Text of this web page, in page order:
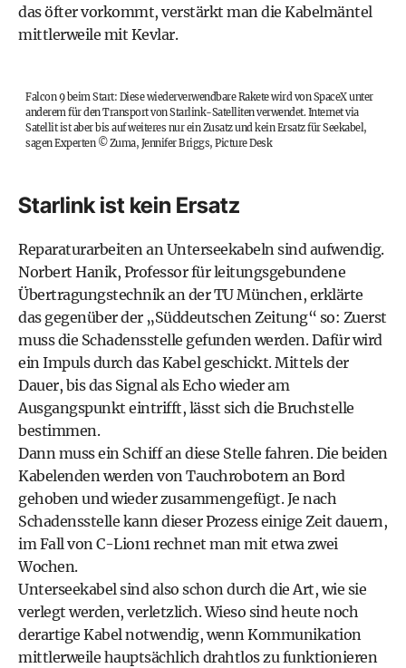
das öfter vorkommt, verstärkt man die Kabelmäntel
mittlerweile mit Kevlar.
Falcon 9 beim Start: Diese wiederverwendbare Rakete wird von SpaceX unter
anderem für den Transport von Starlink-Satelliten verwendet. Internet via
Satellit ist aber bis auf weiteres nur ein Zusatz und kein Ersatz für Seekabel,
sagen Experten©Zuma, Jennifer Briggs, Picture Desk
Starlink ist kein Ersatz
Reparaturarbeiten an Unterseekabeln sind aufwendig.
Norbert Hanik, Professor für leitungsgebundene
Übertragungstechnik an der TU München, erklärte
das gegenüber der „Süddeutschen Zeitung“ so: Zuerst
muss die Schadensstelle gefunden werden. Dafür wird
ein Impuls durch das Kabel geschickt. Mittels der
Dauer, bis das Signal als Echo wieder am
Ausgangspunkt eintrifft, lässt sich die Bruchstelle
bestimmen.
Dann muss ein Schiff an diese Stelle fahren. Die beiden
Kabelenden werden von Tauchrobotern an Bord
gehoben und wieder zusammengefügt. Je nach
Schadensstelle kann dieser Prozess einige Zeit dauern,
im Fall von C-Lion1 rechnet man mit etwa zwei
Wochen.
Unterseekabel sind also schon durch die Art, wie sie
verlegt werden, verletzlich. Wieso sind heute noch
derartige Kabel notwendig, wenn Kommunikation
mittlerweile hauptsächlich drahtlos zu funktionieren